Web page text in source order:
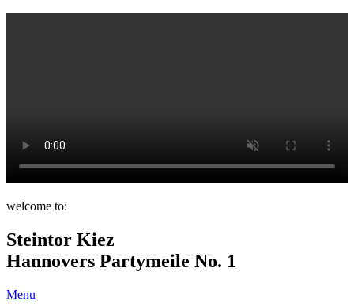
welcome to:
Steintor Kiez
Hannovers Partymeile No. 1
Menu